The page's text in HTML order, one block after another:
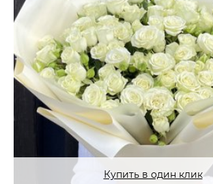
Купить в один клик